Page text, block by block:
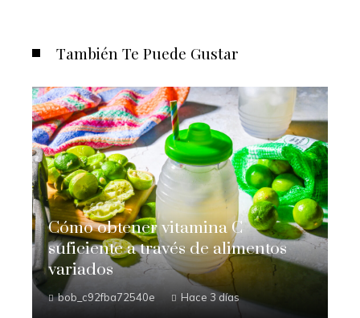
También Te Puede Gustar
Cómo obtener vitamina C
suficiente a través de alimentos
variados
bob_c92fba72540e Hace 3 días